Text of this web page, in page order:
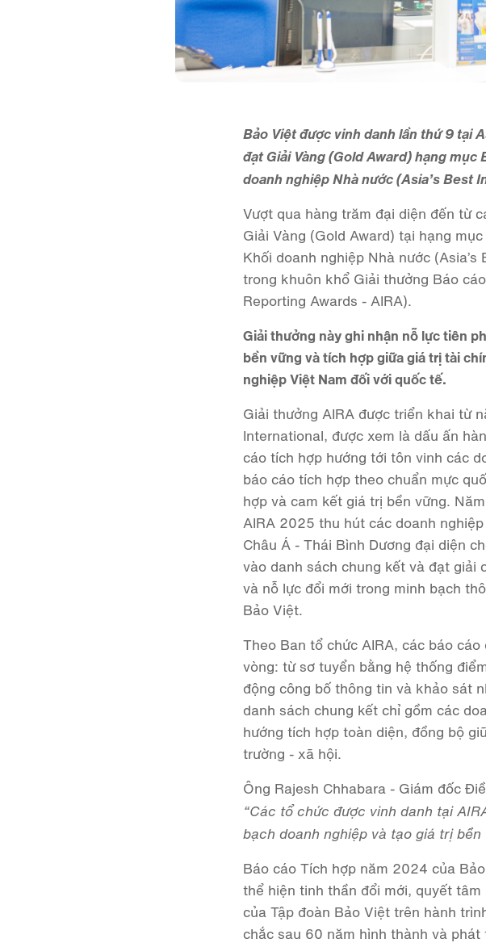
Bảo Việt được vinh danh lần thứ 9 tại
đạt Giải Vàng (Gold Award) hạng
doanh nghiệp Nhà nước (Asia’s Best
Vượt qua hàng trăm đại diện đến từ
Giải Vàng (Gold Award) tại hạng
Khối doanh nghiệp Nhà nước
trong khuôn khổ Giải thưởng Báo
Reporting Awards - AIRA).
Giải thưởng này ghi nhận nỗ lực tiên
bền vững và tích hợp giữa giá trị tài
nghiệp Việt Nam đối với quốc tế.
Giải thưởng AIRA được triển khai từ
International, được xem là dấu ấn
cáo tích hợp hướng tới tôn vinh các
báo cáo tích hợp theo chuẩn mực
hợp và cam kết giá trị bền vững.
AIRA 2025 thu hút các doanh
Châu Á - Thái Bình Dương đại diện
vào danh sách chung kết và đạt giải
và nỗ lực đổi mới trong minh bạch
Bảo Việt.
Theo Ban tổ chức AIRA, các báo
vòng: từ sơ tuyển bằng hệ thống
động công bố thông tin và khảo sát
danh sách chung kết chỉ gồm các
hướng tích hợp toàn diện, đồng bộ
trường - xã hội.
Ông Rajesh Chhabara - Giám đốc
“Các tổ chức được vinh danh tại
bạch doanh nghiệp và tạo giá trị
Báo cáo Tích hợp năm 2024 của
thể hiện tinh thần đổi mới, quyết
của Tập đoàn Bảo Việt trên hành
chắc sau 60 năm hình thành và